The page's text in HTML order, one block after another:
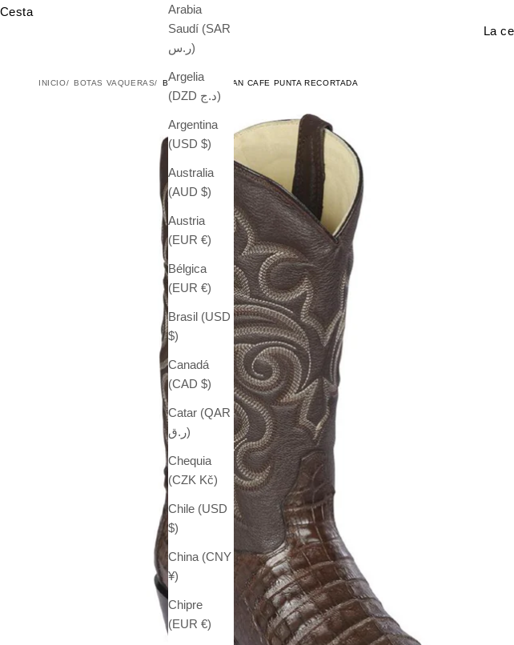
Arabia
Saudí (SAR
ر.س)
Argelia
(DZD د.ج)
Argentina
(USD $)
Australia
(AUD $)
Austria
(EUR €)
Bélgica
(EUR €)
Brasil (USD
$)
Canadá
(CAD $)
Catar (QAR
ر.ق)
Chequia
(CZK Kč)
Chile (USD
$)
China (CNY
¥)
Chipre
(EUR €)
Cesta
La
INICIO BOTAS VAQUERAS BOTAS DE CAIMAN CAFE PUNTA RECORTADA